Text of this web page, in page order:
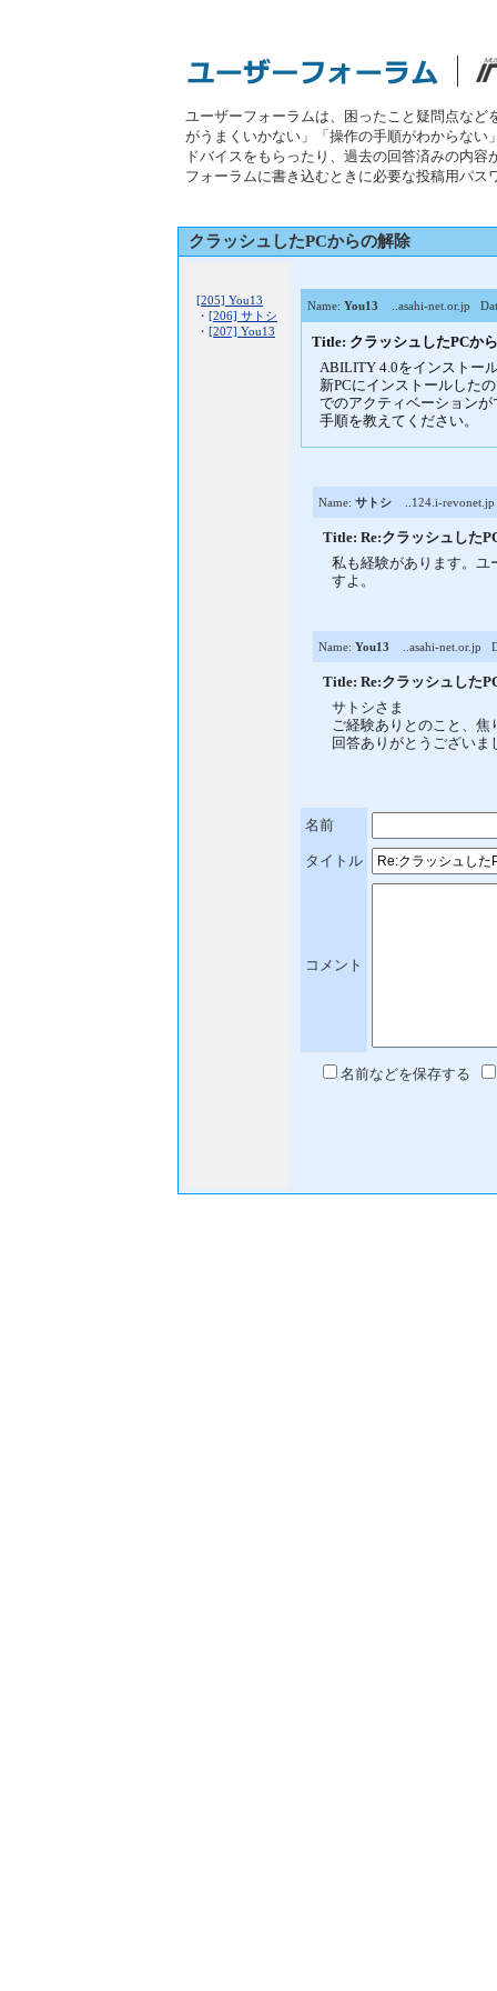
ユーザーフォーラムは、困ったこと疑問点な
がうまくいかない」「操作の手順がわからな
ドバイスをもらったり、過去の回答済みの内
フォーラムに書き込むときに必要な投稿用パス
クラッシュしたPCからの解除
[205] You13
・ [206] サトシ
・ [207] You13
Name: You13 ..asahi-net.or.jp
Title: クラッシュしたPCか
ABILITY 4.0をインストー
新PCにインストールした
でのアクティベーションが
手順を教えてください。
Name: サトシ ..124.i-revonet.jp
Title: Re:クラッシュした
私も経験があります。ユ
すよ。
Name: You13 ..asahi-net.or.jp
Title: Re:クラッシュした
サトシさま
ご経験ありとのこと、焦
回答ありがとうござい
名前
タイトル
コメント
名前などを保存する